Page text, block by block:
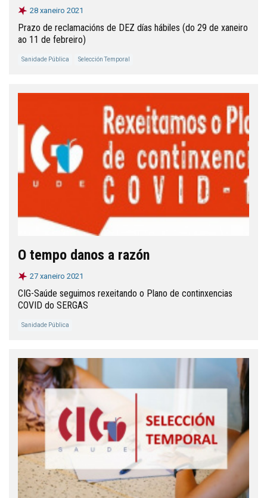
28 xaneiro 2021
Prazo de reclamacións de DEZ días hábiles (do 29 de xaneiro
ao 11 de febreiro)
Sanidade Pública Selección Temporal
O tempo danos a razón
27 xaneiro 2021
CIG-Saúde seguimos rexeitando o Plano de continxencias
COVID do SERGAS
Sanidade Pública